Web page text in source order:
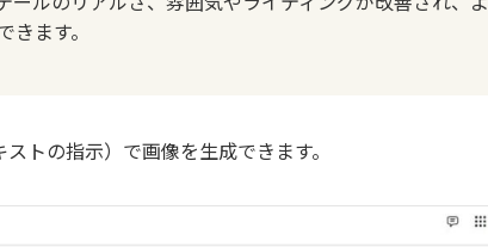
ます。
トの指示）で画像を生成できます。